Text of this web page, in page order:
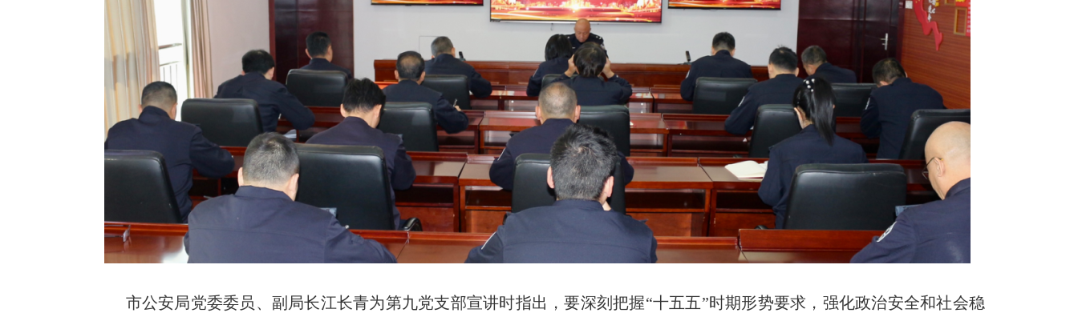
市公安局党委委员、副局长江长青为第九党支部宣讲时指出，要深刻把握“十五五”时期形势要求，强化政治安全和社会稳